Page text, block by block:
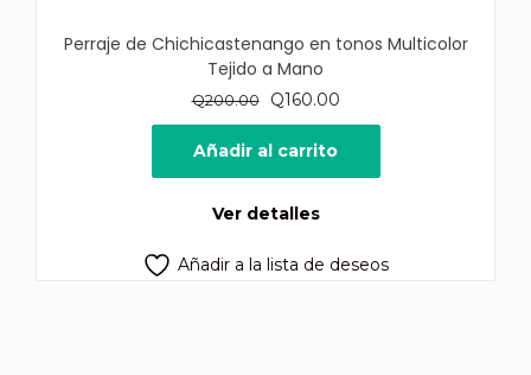
Perraje de Chichicastenango en tonos Multicolor
Tejido a Mano
Q200.00
El
precio
original
era:
Q160.00El
precio
es:
Añadir al carrito
Ver detalles
Añadir a la lista de deseos